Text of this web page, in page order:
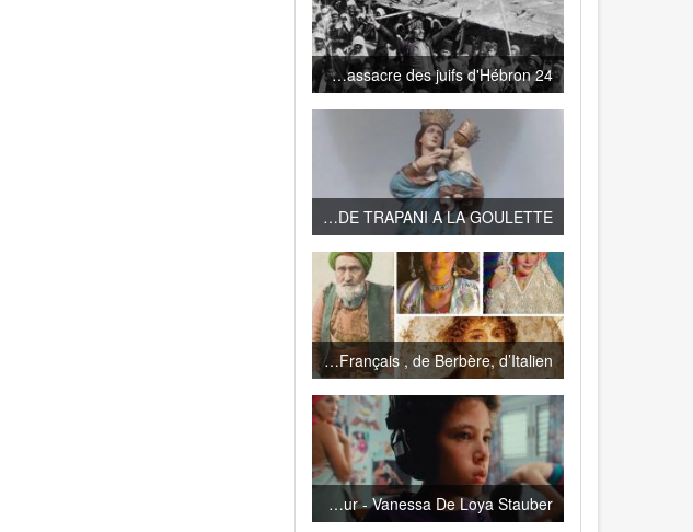
24 août 1929 : le massacre des juifs d'Hébron
HISTOIRE DE LA PROCESSION DE LA VIERGE DE TRAPANI A LA GOULETTE
Le dialecte tunisien mélange de Turc, d’Espagnol, de Français , de Berbère, d’Italien…
Oeil ravageur - Vanessa De Loya Stauber